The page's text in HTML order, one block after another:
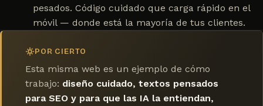
pesados. Código cuidado que carga rápido en el
móvil — donde está la mayoría de tus clientes.
POR CIERTO
Esta misma web es un ejemplo de cómo
trabajo: diseño cuidado, textos pensados
para SEO y para que las IA la entiendan,